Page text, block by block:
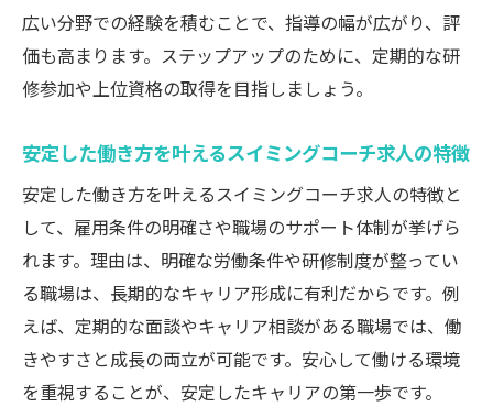
広い分野での経験を積むことで、指導の幅が広がり、評
価も高まります。ステップアップのために、定期的な研
修参加や上位資格の取得を目指しましょう。
安定した働き方を叶えるスイミングコーチ求人の特徴
安定した働き方を叶えるスイミングコーチ求人の特徴と
して、雇用条件の明確さや職場のサポート体制が挙げら
れます。理由は、明確な労働条件や研修制度が整ってい
る職場は、長期的なキャリア形成に有利だからです。例
えば、定期的な面談やキャリア相談がある職場では、働
きやすさと成長の両立が可能です。安心して働ける環境
を重視することが、安定したキャリアの第一歩です。